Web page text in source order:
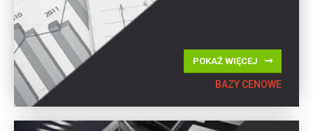
POKAŻ WIĘCEJ
BAZY CENOWE